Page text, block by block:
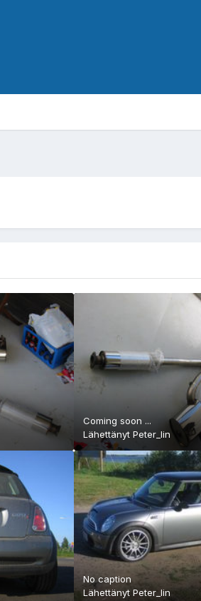
Coming soon ...
LähettänytPeter_lin
No caption
LähettänytPeter_lin